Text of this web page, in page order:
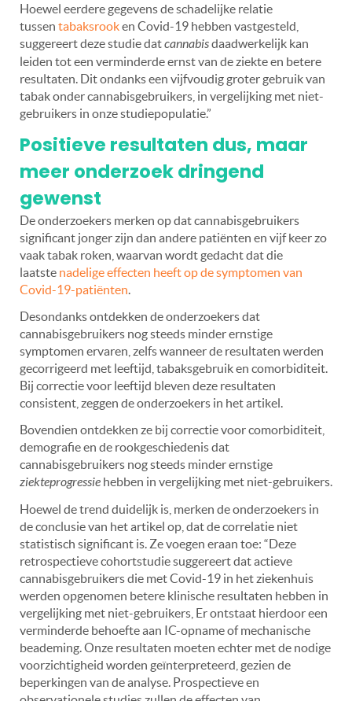
Hoewel eerdere gegevens de schadelijke relatie
tussen tabaksrooken Covid-19 hebben vastgesteld,
suggereert deze studie datcannabisdaadwerkelijk kan
leiden tot een verminderde ernst van de ziekte en betere
resultaten. Dit ondanks een vijfvoudig groter gebruik van
tabak onder cannabisgebruikers, in vergelijking met niet-
gebruikers in onze studiepopulatie.”
Positieve resultaten dus, maar
meer onderzoek dringend
gewenst
De onderzoekers merken op dat cannabisgebruikers
significant jonger zijn dan andere patiënten en vijf keer zo
vaak tabak roken, waarvan wordt gedacht dat die
laatste nadelige effecten heeft op de symptomen van
Covid-19-patiënten.
Desondanks ontdekken de onderzoekers dat
cannabisgebruikers nog steeds minder ernstige
symptomen ervaren, zelfs wanneer de resultaten werden
gecorrigeerd met leeftijd, tabaksgebruik en comorbiditeit.
Bij correctie voor leeftijd bleven deze resultaten
consistent, zeggen de onderzoekers in het artikel.
Bovendien ontdekken ze bij correctie voor comorbiditeit,
demografie en de rookgeschiedenis dat
cannabisgebruikers nog steeds minder ernstige
ziekteprogressie hebben in vergelijking met niet-gebruikers.
Hoewel de trend duidelijk is, merken de onderzoekers in
de conclusie van het artikel op, dat de correlatie niet
statistisch significant is. Ze voegen eraan toe: “Deze
retrospectieve cohortstudie suggereert dat actieve
cannabisgebruikers die met Covid-19 in het ziekenhuis
werden opgenomen betere klinische resultaten hebben in
vergelijking met niet-gebruikers, Er ontstaat hierdoor een
verminderde behoefte aan IC-opname of mechanische
beademing. Onze resultaten moeten echter met de nodige
voorzichtigheid worden geïnterpreteerd, gezien de
beperkingen van de analyse. Prospectieve en